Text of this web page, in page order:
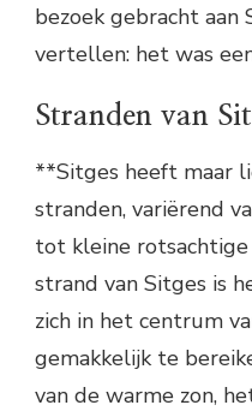
bezoek gebracht aan
vertellen: het was
Stranden van
**Sitges heeft maar
stranden, variërend
tot kleine
strand van Sitges is
zich in het centrum
gemakkelijk te
van de warme zon,